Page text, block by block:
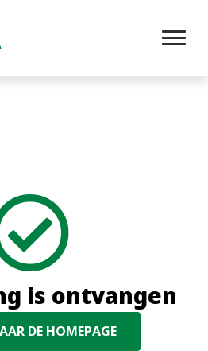
is ontvangen
DE HOMEPAGE